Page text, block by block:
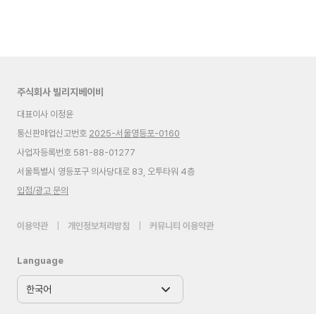
주식회사 빌리지베이비
대표이사 이정윤
통신판매업신고번호 2025-서울영등포-0160
사업자등록번호 581-88-01277
서울특별시 영등포구 의사당대로 83, 오투타워 4층
입점/광고 문의
이용약관 개인정보처리방침 커뮤니티 이용약관
Language